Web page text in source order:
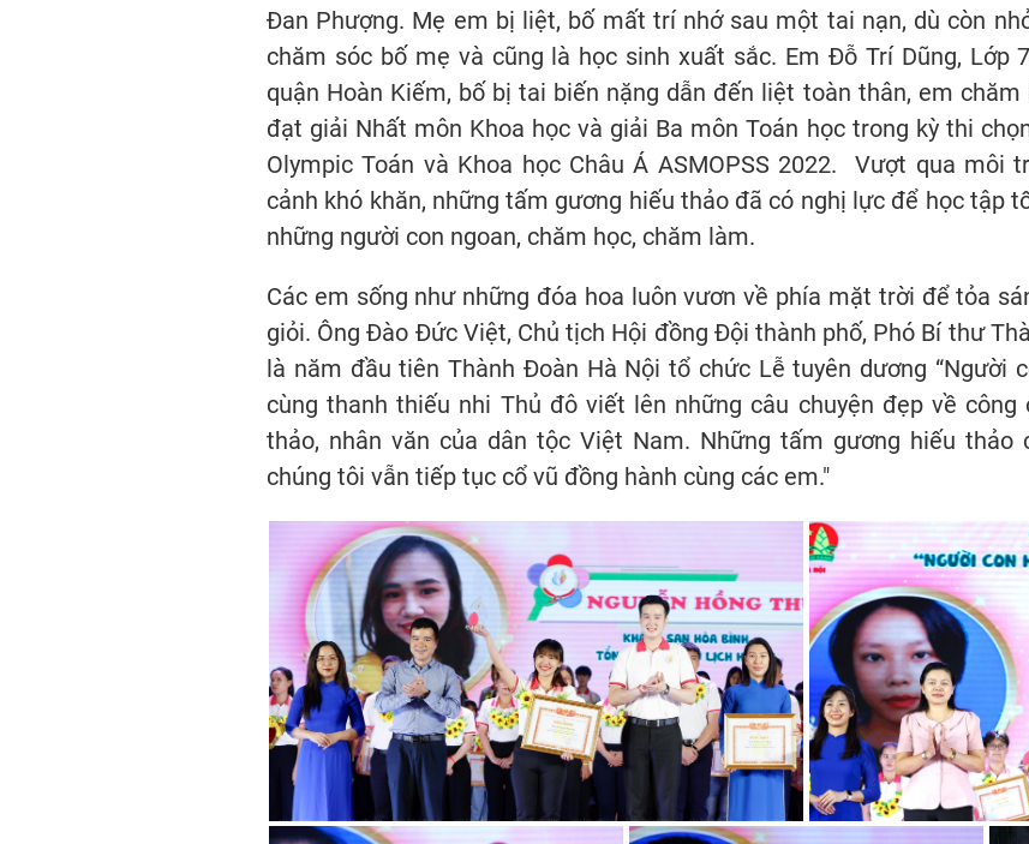
Đan Phượng. Mẹ em bị liệt, bố mất trí nhớ sau một tai nạn, dù còn
chăm sóc bố mẹ và cũng là học sinh xuất sắc. Em Đỗ Trí Dũng, Lớp
quận Hoàn Kiếm, bố bị tai biến nặng dẫn đến liệt toàn thân, em
đạt giải Nhất môn Khoa học và giải Ba môn Toán học trong kỳ thi
Olympic Toán và Khoa học Châu Á ASMOPSS 2022. Vượt qua môi
cảnh khó khăn, những tấm gương hiếu thảo đã có nghị lực để học tập
những người con ngoan, chăm học, chăm làm.
Các em sống như những đóa hoa luôn vươn về phía mặt trời để tỏa
giỏi. Ông Đào Đức Việt, Chủ tịch Hội đồng Đội thành phố, Phó Bí thư
là năm đầu tiên Thành Đoàn Hà Nội tổ chức Lễ tuyên dương “Người
cùng thanh thiếu nhi Thủ đô viết lên những câu chuyện đẹp về công
thảo, nhân văn của dân tộc Việt Nam. Những tấm gương hiếu
chúng tôi vẫn tiếp tục cổ vũ đồng hành cùng các em."